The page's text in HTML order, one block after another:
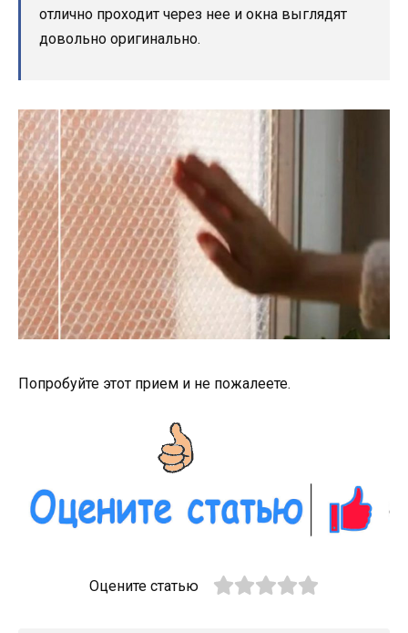
отлично проходит через нее и окна выглядят
довольно оригинально.
Попробуйте этот прием и не пожалеете.
Оцените статью